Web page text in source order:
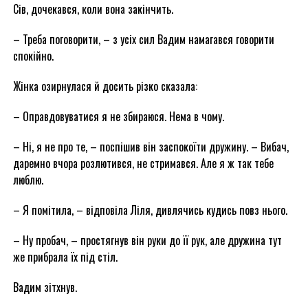
Сів, дочекався, коли вона закінчить.
– Треба поговорити, – з усіх сил Вадим намагався говорити
спокійно.
Жінка озирнулася й досить різко сказала:
– Оправдовуватися я не збираюся. Нема в чому.
– Ні, я не про те, – поспішив він заспокоїти дружину. – Вибач,
даремно вчора розлютився, не стримався. Але я ж так тебе
люблю.
– Я помітила, – відповіла Ліля, дивлячись кудись повз нього.
– Ну пробач, – простягнув він руки до її рук, але дружина тут
же прибрала їх під стіл.
Вадим зітхнув.